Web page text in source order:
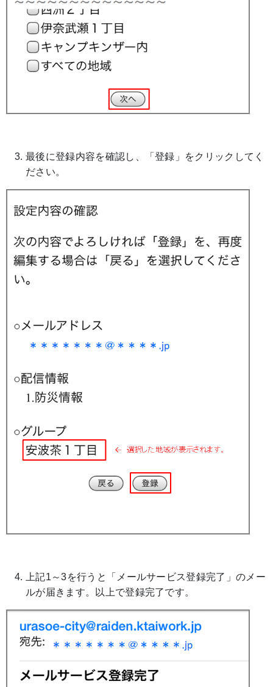
最後に登録内容を確認し、「登録」をクリックしてく
ださい。
上記1～3を行うと「メールサービス登録完了」のメー
ルが届きます。以上で登録完了です。